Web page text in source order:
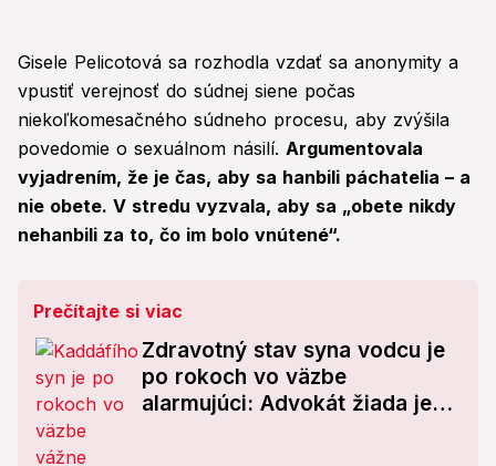
Gisele Pelicotová sa rozhodla vzdať sa anonymity a
vpustiť verejnosť do súdnej siene počas
niekoľkomesačného súdneho procesu, aby zvýšila
povedomie o sexuálnom násilí. Argumentovala
vyjadrením, že je čas, aby sa hanbili páchatelia – a
nie obete. V stredu vyzvala, aby sa „obete nikdy
nehanbili za to, čo im bolo vnútené“.
Prečítajte si viac
Zdravotný stav syna vodcu je
po rokoch vo väzbe
alarmujúci: Advokát žiada jeho